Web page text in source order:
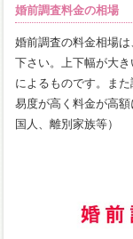
婚前調査料金の相場
婚前調査の料金相場
下さい。上下幅が大
によるものです。ま
易度が高く料金が高
国人、離別家族等）